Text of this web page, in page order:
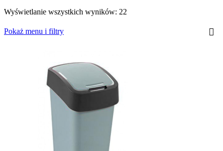
Wyświetlanie wszystkich wyników: 22
Pokaż menu i filtry